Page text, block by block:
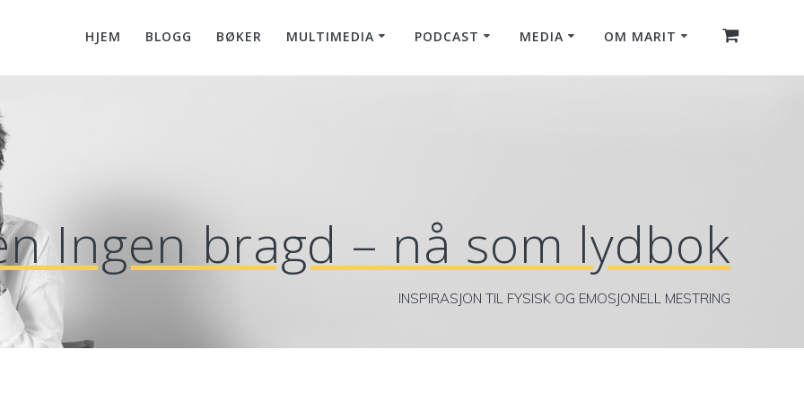
HJEM BLOGG BØKER MULTIMEDIA PODCAST MEDIA OM MARIT
Ingen bragd – nå som lydbok
INSPIRASJON TIL FYSISK OG EMOSJONELL MESTRING